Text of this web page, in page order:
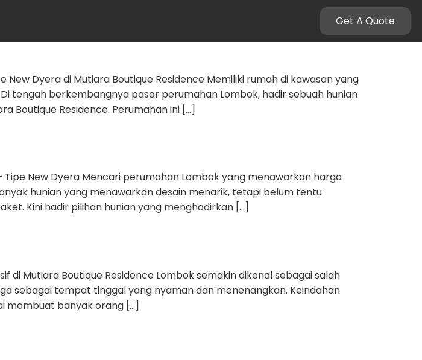
Get A Quote
Dyera di Mutiara Boutique Residence Memiliki rumah di kawasan yang
tengah berkembangnya pasar perumahan Lombok, hadir sebuah hunian
Boutique Residence. Perumahan ini […]
New Dyera Mencari perumahan Lombok yang menawarkan harga
hunian yang menawarkan desain menarik, tetapi belum tentu
Kini hadir pilihan hunian yang menghadirkan […]
Mutiara Boutique Residence Lombok semakin dikenal sebagai salah
sebagai tempat tinggal yang nyaman dan menenangkan. Keindahan
membuat banyak orang […]